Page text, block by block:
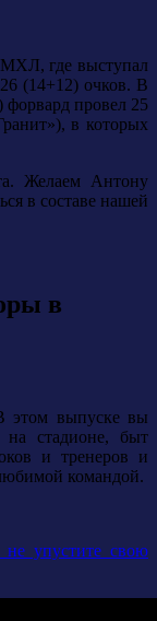
МХЛ, где выступал
(14+12) очков. В
провел 25
в которых
Желаем Антону
в составе нашей
в
этом выпуске вы
стадионе, быт
и тренеров и
командой.
упустите свою